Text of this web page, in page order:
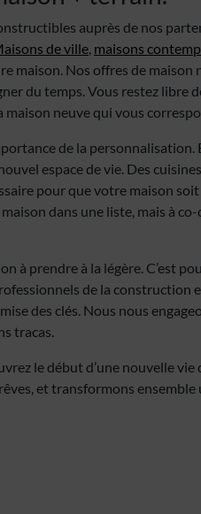
auprès de nos
de ville, maisons
maison. Nos offres de maison
du temps. Vous restez libre
maison neuve qui vous
de la personnalisation.
espace de vie. Des
pour que votre maison
dans une liste, mais à co-
à prendre à la légère. C’est
de la construction
des clés. Nous nous
tracas.
le début d’une nouvelle vie
et transformons ensemble